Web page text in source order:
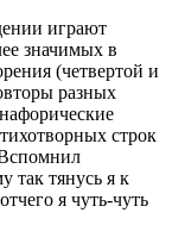
играют
значимых в
(четвертой и
разных
строк
так тянусь я к
я чуть-чуть